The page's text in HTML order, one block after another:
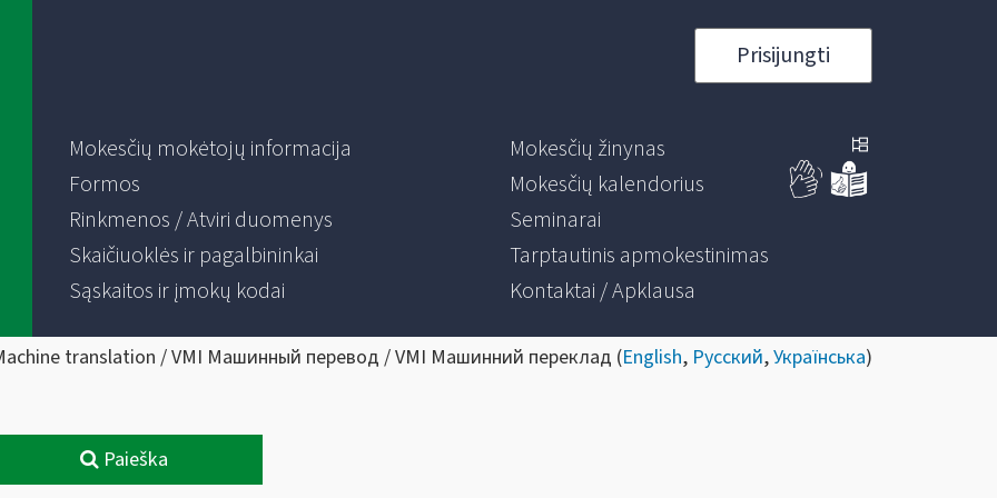
Prisijungti
Mokesčių mokėtojų informacija
Formos
Rinkmenos / Atviri duomenys
Skaičiuoklės ir pagalbininkai
Sąskaitos ir įmokų kodai
Mokesčių žinynas
Mokesčių kalendorius
Seminarai
Tarptautinis apmokestinimas
Kontaktai / Apklausa
translation / VMI Машинный перевод / VMI Машинний переклад (English, Русский,Українська)
Paieška